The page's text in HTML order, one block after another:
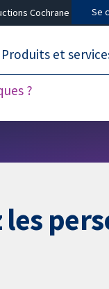
Cochrane Se
?
Produits et